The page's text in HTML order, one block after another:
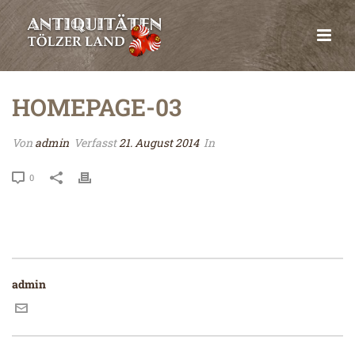
HOMEPAGE-03
Von admin Verfasst21. August 2014 In
0
admin